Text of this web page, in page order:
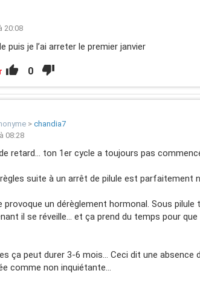
20:08
puis je l’ai arreter le premier janvier
0
> chandia7
08:28
retard... ton 1er cycle a toujours pas
suite à un arrêt de pilule est parfaitement
provoque un dérèglement hormonal. Sous
il se réveille... et ça prend du temps pour
ça peut durer 3-6 mois... Ceci dit une absence
comme non inquiétante...